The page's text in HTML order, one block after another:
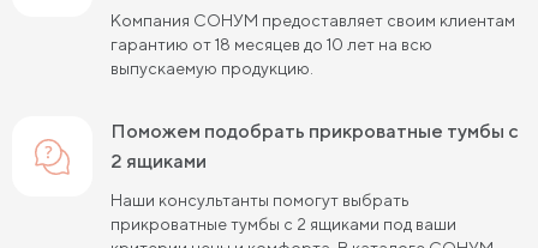
Компания СОНУМ предоставляет своим клиентам
гарантию от 18 месяцев до 10 лет на всю
выпускаемую продукцию.
Поможем подобрать прикроватные тумбы с
2 ящиками
Наши консультанты помогут выбрать
прикроватные тумбы с 2 ящиками под ваши